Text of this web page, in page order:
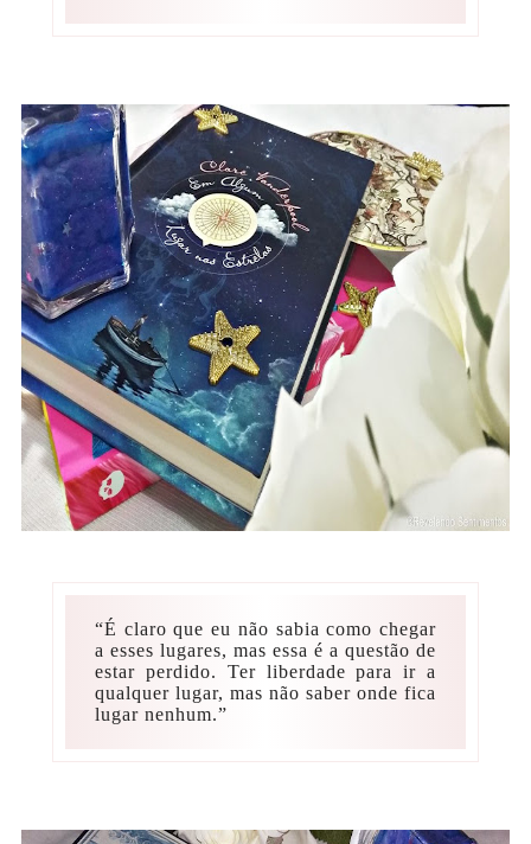
“É claro que eu não sabia como chegar
a esses lugares, mas essa é a questão de
estar perdido. Ter liberdade para ir a
qualquer lugar, mas não saber onde fica
lugar nenhum.”